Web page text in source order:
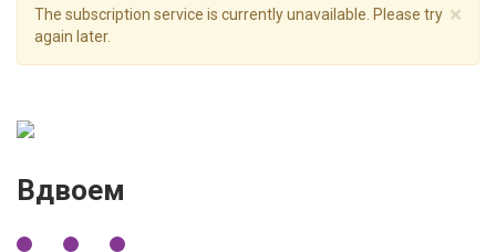
×
The subscription service is currently unavailable. Please try
again later.
Вдвоем